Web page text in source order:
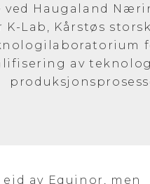
ved Haugaland
K-Lab, Kårstøs
av
eid av Equinor, men